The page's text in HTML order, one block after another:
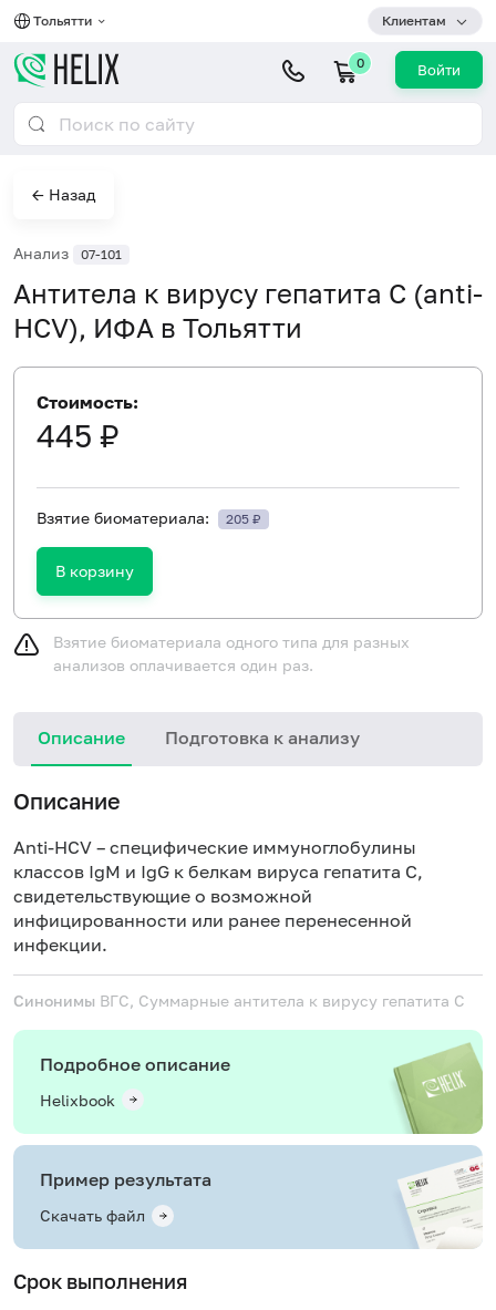
Тольятти Клиентам
0 Войти
← Назад
Анализ 07-101
Антитела к вирусу гепатита C (anti-
HCV), ИФА в Тольятти
Стоимость:
445 ₽
Взятие биоматериала: 205 ₽
В корзину
Взятие биоматериала одного типа для разных
анализов оплачивается один раз.
Описание Подготовка к анализу
Описание
Anti-HCV – специфические иммуноглобулины
классов IgM и IgG к белкам вируса гепатита С,
свидетельствующие о возможной
инфицированности или ранее перенесенной
инфекции.
Синонимы ВГС, Суммарные антитела к вирусу гепатита С
Подробное описание
Helixbook
Пример результата
Скачать файл
Срок выполнения